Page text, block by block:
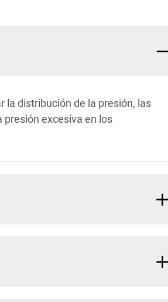
la distribución de la presión, las
excesiva en los